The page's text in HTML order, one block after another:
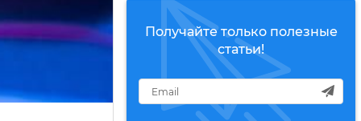
Получайте только полезные
статьи!